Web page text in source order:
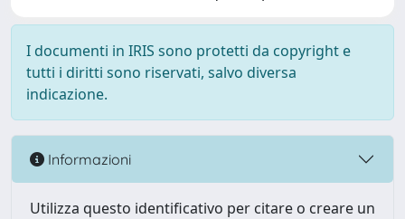
I documenti in IRIS sono protetti da copyright e
tutti i diritti sono riservati, salvo diversa
indicazione.
Informazioni
Utilizza questo identificativo per citare o creare un